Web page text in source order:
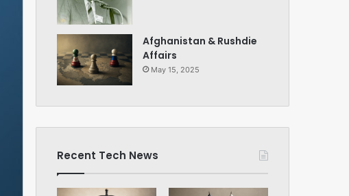
Afghanistan & Rushdie
Affairs
May 15, 2025
Recent Tech News